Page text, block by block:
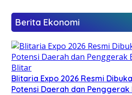
Berita Ekonomi
Blitaria Expo 2026 Resmi
Potensi Daerah dan